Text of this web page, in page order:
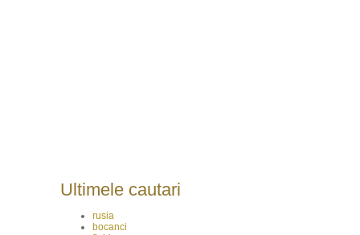
Ultimele cautari
rusia
bocanci